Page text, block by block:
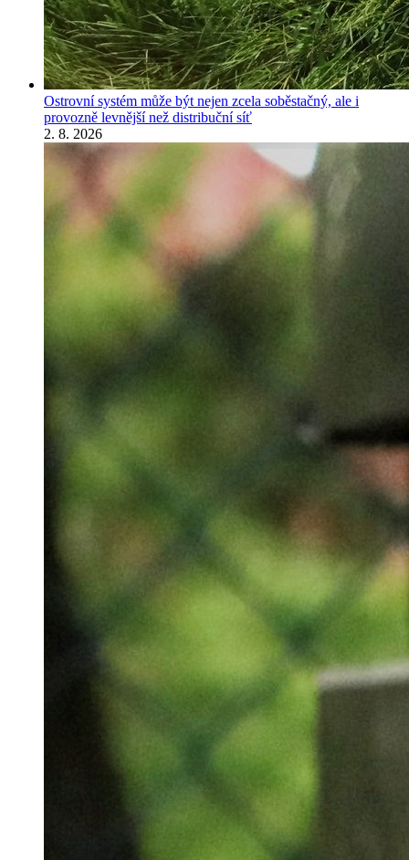
Ostrovní systém může být nejen zcela soběstačný, ale i
provozně levnější než distribuční síť
2. 8. 2026